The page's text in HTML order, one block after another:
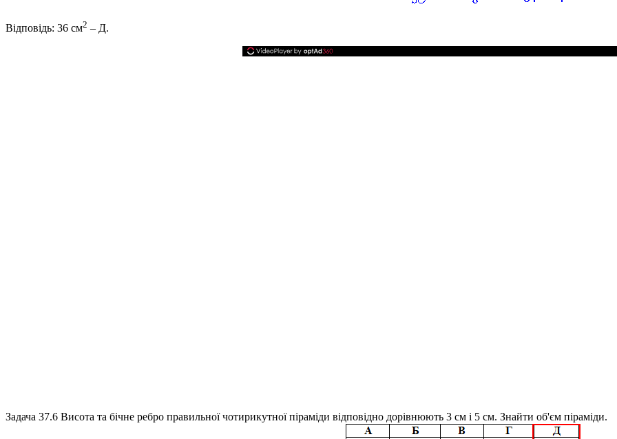
Відповідь: 36 см2 – Д.
Задача 37.6 Висота та бічне ребро правильної чотирикутної піраміди відповідно дорівнюють 3 см і 5 см. Знайти об'єм піраміди.